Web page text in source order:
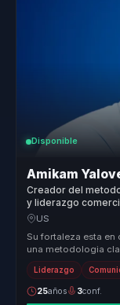
Disponible
Amikam
Creador del
y liderazgo
de ventas.
US
Su fortaleza esta
una metodologia
motivac...
Liderazgo
25años 3conf.